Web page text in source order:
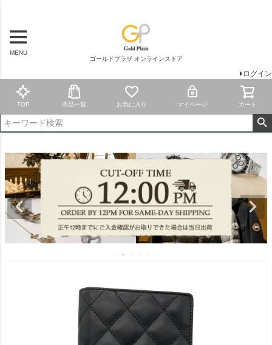
MENU
ゴールドプラザ オンラインストア
ログイン
TOP 商品一覧 お気に入り マイページ カート